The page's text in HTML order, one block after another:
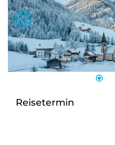
Service
Kontakt
Reisetermin